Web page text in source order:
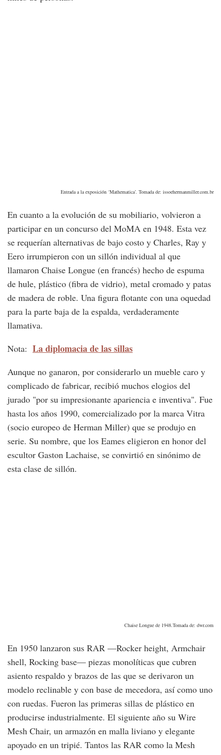
Entrada a la exposición ‘Mathematica’. Tomada de: issoehermanmiller.com.br
En cuanto a la evolución de su mobiliario, volvieron a
participar en un concurso del MoMA en 1948. Esta vez
se requerían alternativas de bajo costo y Charles, Ray y
Eero irrumpieron con un sillón individual al que
llamaron Chaise Longue (en francés) hecho de espuma
de hule, plástico (fibra de vidrio), metal cromado y patas
de madera de roble. Una figura flotante con una oquedad
para la parte baja de la espalda, verdaderamente
llamativa.
Nota: La diplomacia de las sillas
Aunque no ganaron, por considerarlo un mueble caro y
complicado de fabricar, recibió muchos elogios del
jurado "por su impresionante apariencia e inventiva". Fue
hasta los años 1990, comercializado por la marca Vitra
(socio europeo de Herman Miller) que se produjo en
serie. Su nombre, que los Eames eligieron en honor del
escultor Gaston Lachaise, se convirtió en sinónimo de
esta clase de sillón.
Chaise Longue de 1948.Tomada de: dwr.com
En 1950 lanzaron sus RAR —Rocker height, Armchair
shell, Rocking base— piezas monolíticas que cubren
asiento respaldo y brazos de las que se derivaron un
modelo reclinable y con base de mecedora, así como uno
con ruedas. Fueron las primeras sillas de plástico en
producirse industrialmente. El siguiente año su Wire
Mesh Chair, un armazón en malla liviano y elegante
apoyado en un tripié. Tantos las RAR como la Mesh